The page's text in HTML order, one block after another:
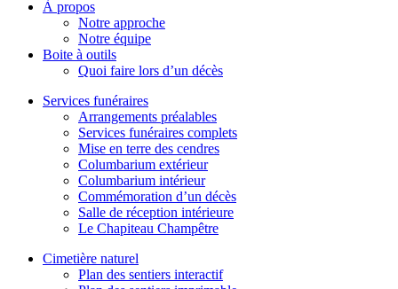
À propos
Notre approche
Notre équipe
Boite à outils
Quoi faire lors d’un décès
Services funéraires
Arrangements préalables
Services funéraires complets
Mise en terre des cendres
Columbarium extérieur
Columbarium intérieur
Commémoration d’un décès
Salle de réception intérieure
Le Chapiteau Champêtre
Cimetière naturel
Plan des sentiers interactif